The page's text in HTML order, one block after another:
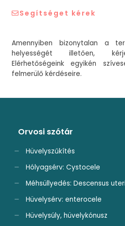
Segítséget kérek
Amennyiben bizonytalan a
helyességét illetően,
Elérhetőségeink egyikén
felmerülő kérdéseire.
Orvosi szótár
Hüvelyszűkítés
Hólyagsérv: Cystocele
Méhsüllyedés: Descensus uteri
Hüvelysérv: enterocele
Hüvelysúly, hüvelykónusz